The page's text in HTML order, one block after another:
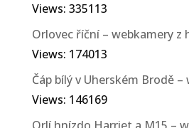
Views: 335113
Orlovec říční – webkamery z
Views: 174013
Čáp bílý v Uherském Brodě –
Views: 146169